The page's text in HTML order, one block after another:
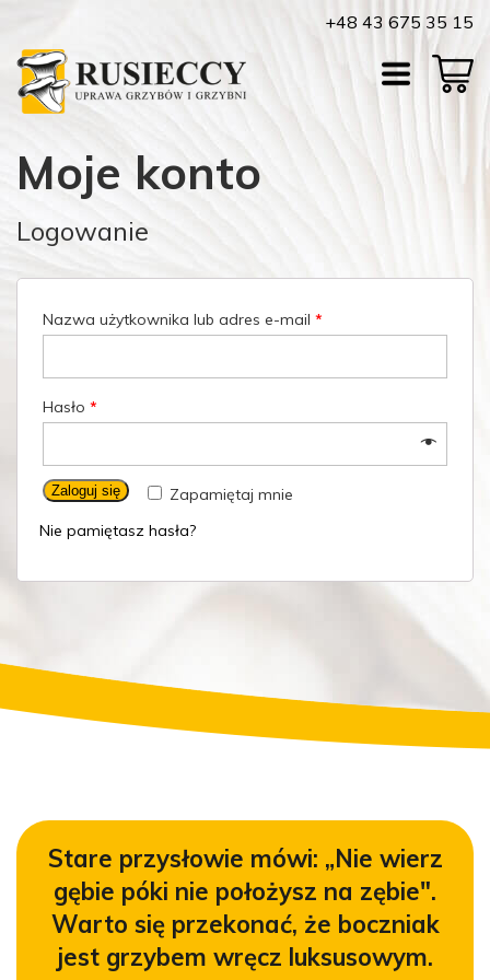
+48 43 675 35 15
Moje konto
Logowanie
Nazwa użytkownika lub adres e-mail *
Hasło *
Zapamiętaj mnie
Zaloguj się
Nie pamiętasz hasła?
Stare przysłowie mówi: „Nie wierz
gębie póki nie położysz na zębie".
Warto się przekonać, że boczniak
jest grzybem wręcz luksusowym.